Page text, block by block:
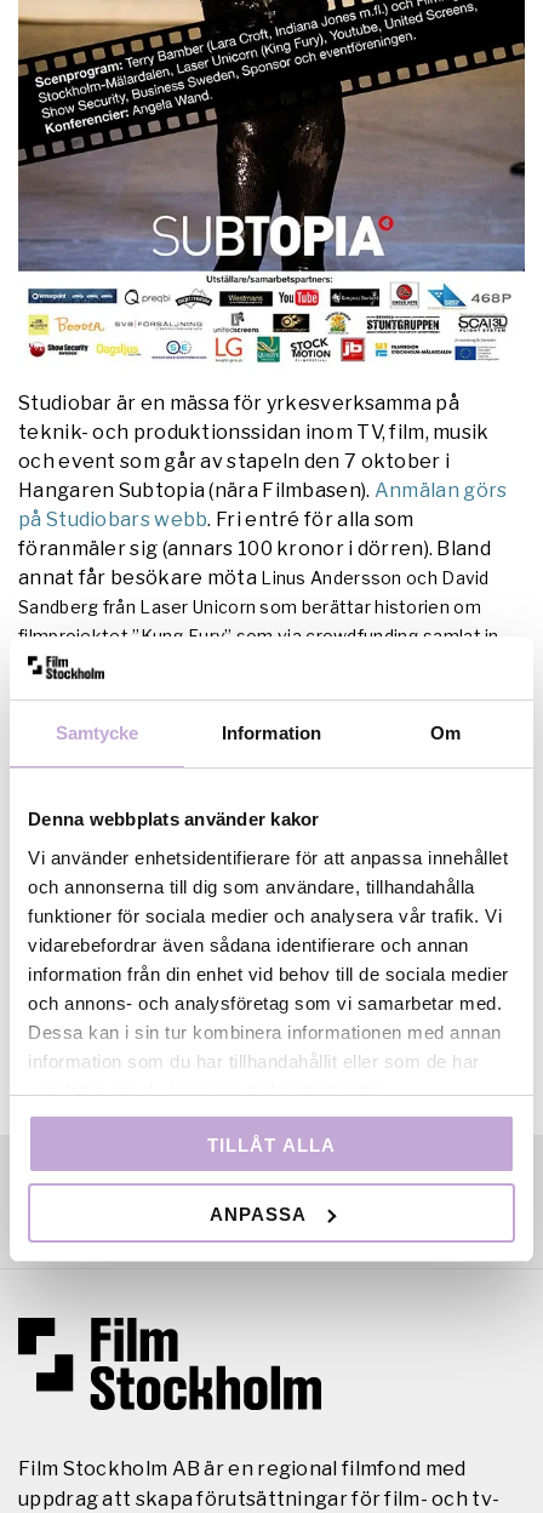
Samtycke Information Om
Denna webbplats använder kakor
Vi använder enhetsidentifierare för att anpassa innehållet
och annonserna till dig som användare, tillhandahålla
funktioner för sociala medier och analysera vår trafik. Vi
vidarebefordrar även sådana identifierare och annan
information från din enhet vid behov till de sociala medier
och annons- och analysföretag som vi samarbetar med.
Dessa kan i sin tur kombinera informationen med annan
information som du har tillhandahållit eller som de har
samlat in när du har använt deras tjänster.
TILLÅT ALLA
ANPASSA
Studiobar är en mässa för yrkesverksamma på
teknik- och produktionssidan inom TV, film, musik
och event som går av stapeln den 7 oktober i
Hangaren Subtopia (nära Filmbasen). Anmälan görs
på Studiobars webb. Fri entré för alla som
föranmäler sig (annars 100 kronor i dörren). Bland
annat får besökare möta Linus Andersson och David
Sandberg från Laser Unicorn som berättar historien om
filmprojektet ”Kung Fury” som via crowdfunding samlat in
4,3 miljoner kronor. Det gör projektet till den mest
tiderna. Succén har bland annat lett till ett samarbete med
från tre kunniga ljusdesigners, livemusik av aktuella artister
plats så passa också på att hälsa på oss och ställ frågor!
Läs hela programmet.
Film Stockholm AB är en regional filmfond med
uppdrag att skapa förutsättningar för film- och tv-